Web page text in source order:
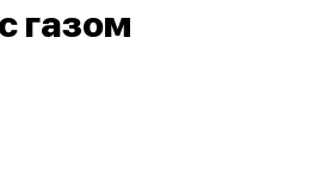
газом